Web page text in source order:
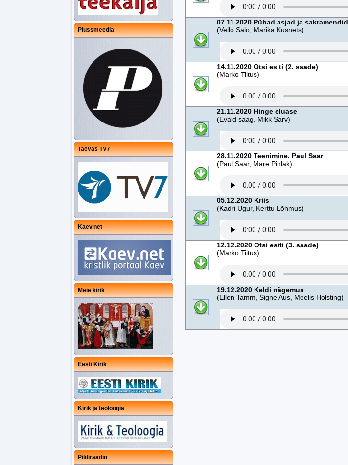
Plussmeedia
Taevas TV7
Kaev.net
Meie kirik
Eesti Kirik
Kirik ja teoloogia
Pildiraadio
07.11.2020 Pühad asjad ja sakramendid
(Vello Salo, Marika Kusnets)
14.11.2020 Otsi esiti (2. saade)
(Marko Tiitus)
21.11.2020 Hinge eluase
(Evald saag, Mikk Sarv)
28.11.2020 Teenimine. Paul Saar
(Paul Saar, Mare Pihlak)
05.12.2020 Kriis
(Kadri Ugur, Kerttu Lõhmus)
12.12.2020 Otsi esiti (3. saade)
(Marko Tiitus)
19.12.2020 Keldi nägemus
(Ellen Tamm, Signe Aus, Meelis Holsting)